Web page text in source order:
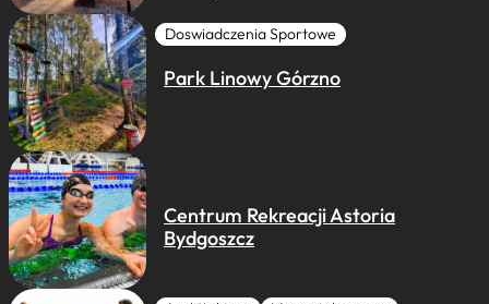
Doswiadczenia Sportowe
Park Linowy Górzno
Centrum Rekreacji Astoria
Bydgoszcz